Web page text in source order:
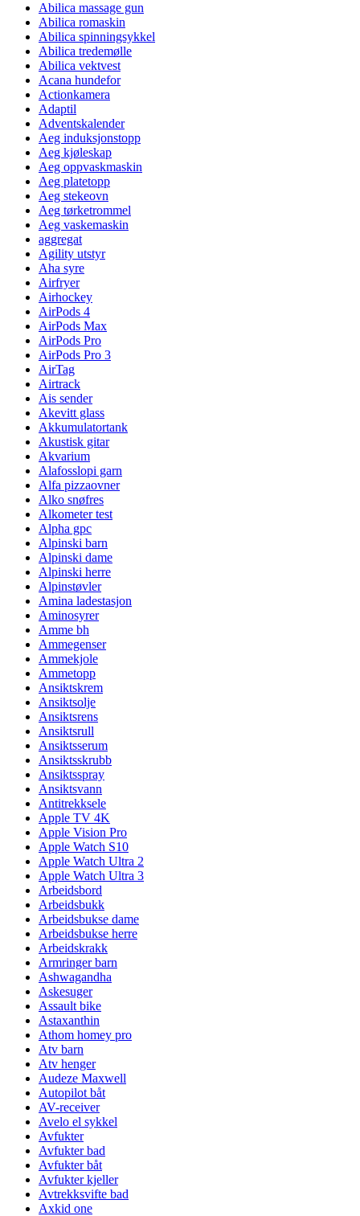
Abilica massage gun
Abilica romaskin
Abilica spinningsykkel
Abilica tredemølle
Abilica vektvest
Acana hundefor
Actionkamera
Adaptil
Adventskalender
Aeg induksjonstopp
Aeg kjøleskap
Aeg oppvaskmaskin
Aeg platetopp
Aeg stekeovn
Aeg tørketrommel
Aeg vaskemaskin
aggregat
Agility utstyr
Aha syre
Airfryer
Airhockey
AirPods 4
AirPods Max
AirPods Pro
AirPods Pro 3
AirTag
Airtrack
Ais sender
Akevitt glass
Akkumulatortank
Akustisk gitar
Akvarium
Alafosslopi garn
Alfa pizzaovner
Alko snøfres
Alkometer test
Alpha gpc
Alpinski barn
Alpinski dame
Alpinski herre
Alpinstøvler
Amina ladestasjon
Aminosyrer
Amme bh
Ammegenser
Ammekjole
Ammetopp
Ansiktskrem
Ansiktsolje
Ansiktsrens
Ansiktsrull
Ansiktsserum
Ansiktsskrubb
Ansiktsspray
Ansiktsvann
Antitrekksele
Apple TV 4K
Apple Vision Pro
Apple Watch S10
Apple Watch Ultra 2
Apple Watch Ultra 3
Arbeidsbord
Arbeidsbukk
Arbeidsbukse dame
Arbeidsbukse herre
Arbeidskrakk
Armringer barn
Ashwagandha
Askesuger
Assault bike
Astaxanthin
Athom homey pro
Atv barn
Atv henger
Audeze Maxwell
Autopilot båt
AV-receiver
Avelo el sykkel
Avfukter
Avfukter bad
Avfukter båt
Avfukter kjeller
Avtrekksvifte bad
Axkid one